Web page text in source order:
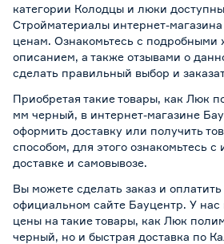
категории Колодцы и люки
Стройматериалы интернет-
ценам. Ознакомьтесь с подробными
описанием, а также отзывами о
сделать правильный выбор и
Приобретая такие товары, как Люк
мм черный, в интернет-магазине
оформить доставку или получить
способом, для этого ознакомьтесь
доставке и самовывозе.
Вы можете сделать заказ и
официальном сайте Бауцентр. У нас
цены на такие товары, как Люк
черный, но и быстрая доставка по